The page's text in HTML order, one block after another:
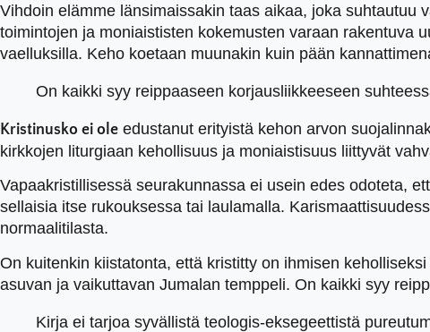
Vihdoin elämme länsimaissakin taas aikaa, joka suhtautuu
toimintojen ja moniaististen kokemusten varaan rakentuva
vaelluksilla. Keho koetaan muunakin kuin pään
On kaikki syy reippaaseen korjausliikkeeseen
Kristinusko ei ole edustanut erityistä kehon arvon
kirkkojen liturgiaan kehollisuus ja moniaistisuus liittyvät
Vapaakristillisessä seurakunnassa ei usein edes odoteta,
sellaisia itse rukouksessa tai laulamalla.
normaalitilasta.
On kuitenkin kiistatonta, että kristitty on ihmisen
asuvan ja vaikuttavan Jumalan temppeli. On kaikki syy
Kirja ei tarjoa syvällistä teologis-eksegeettistä